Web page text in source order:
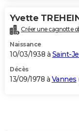
Yvette
Créer une cagnotte
Naissance
10/03/1938 à Saint-
Décès
13/09/1978 à Vannes